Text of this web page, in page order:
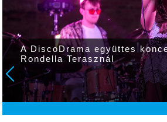
A DiscoDrama együttes
Rondella Terasznál